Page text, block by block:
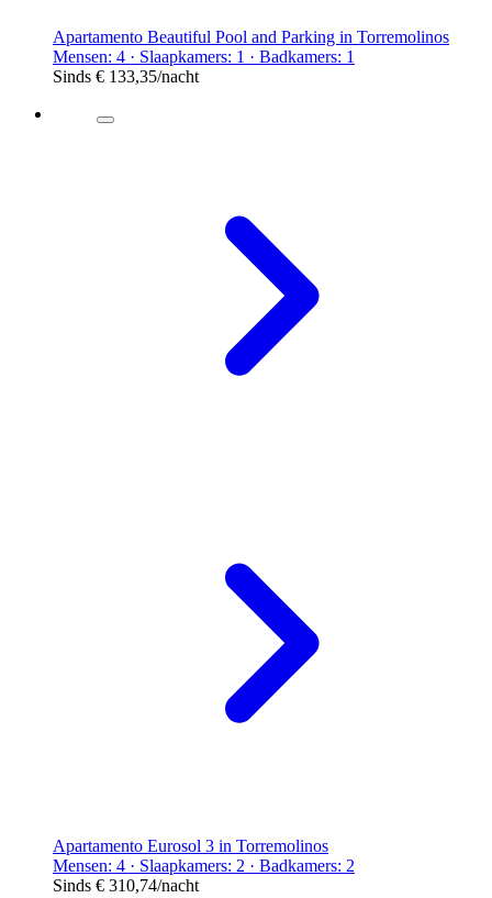
Apartamento Beautiful Pool and Parking in Torremolinos
Mensen: 4 · Slaapkamers: 1 · Badkamers: 1
Sinds € 133,35/nacht
Apartamento Eurosol 3 in Torremolinos
Mensen: 4 · Slaapkamers: 2 · Badkamers: 2
Sinds € 310,74/nacht